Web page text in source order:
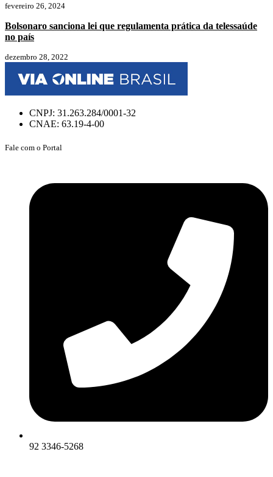
fevereiro 26, 2024
Bolsonaro sanciona lei que regulamenta prática da telessaúde
no país
dezembro 28, 2022
CNPJ: 31.263.284/0001-32
CNAE: 63.19-4-00
Fale com o Portal
92 3346-5268